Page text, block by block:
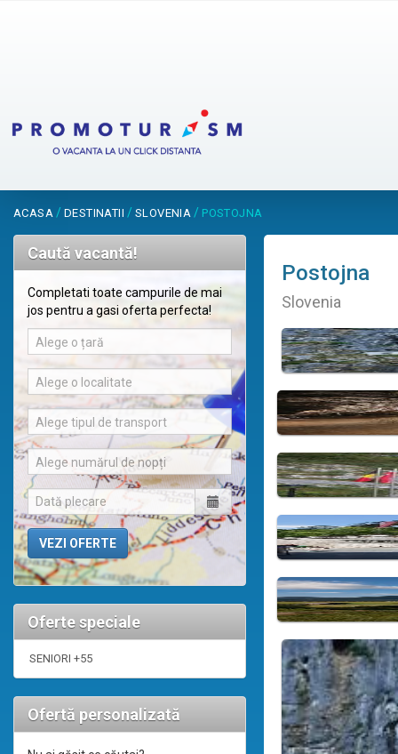
ACASA / DESTINATII / SLOVENIA / POSTOJNA
Caută vacantă!
Completati toate campurile de mai
jos pentru a gasi oferta perfecta!
Alege o țară
Alege o localitate
Alege tipul de transport
Alege numărul de nopți
Oferte speciale
SENIORI +55
Ofertă personalizată
Postojna
Slovenia